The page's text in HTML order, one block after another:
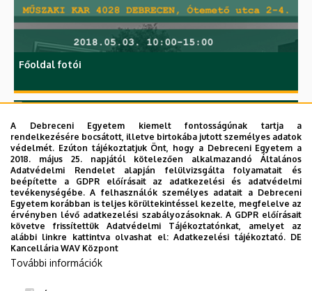
Főoldal fotói
MMVT
A Debreceni Egyetem kiemelt fontosságúnak tartja a
rendelkezésére bocsátott, illetve birtokába jutott személyes adatok
védelmét. Ezúton tájékoztatjuk Önt, hogy a Debreceni Egyetem a
2018. május 25. napjától kötelezően alkalmazandó Általános
Adatvédelmi Rendelet alapján felülvizsgálta folyamatait és
beépítette a GDPR előírásait az adatkezelési és adatvédelmi
tevékenységébe. A felhasználók személyes adatait a Debreceni
Egyetem korábban is teljes körültekintéssel kezelte, megfelelve az
érvényben lévő adatkezelési szabályozásoknak. A GDPR előírásait
követve frissítettük Adatvédelmi Tájékoztatónkat, amelyet az
alábbi linkre kattintva olvashat el:Adatkezelési tájékoztató. DE
Kancellária WAV Központ
További információk